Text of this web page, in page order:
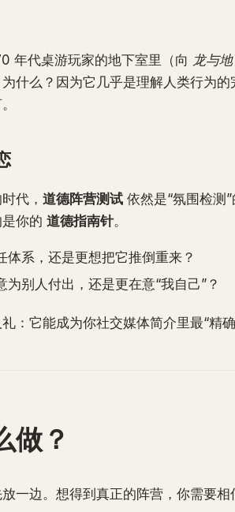
年代桌游玩家的地下室里（向 龙与
什么？因为它几乎是理解人类行为
代， 道德阵营测试 依然是“氛围检测
你的 道德指南针。
体系，还是更想把它推倒重来？
为别人付出，还是更在意“我自己”？
：它能成为你社交媒体简介里最“精
做？
一边。想得到真正的阵营，你需要相